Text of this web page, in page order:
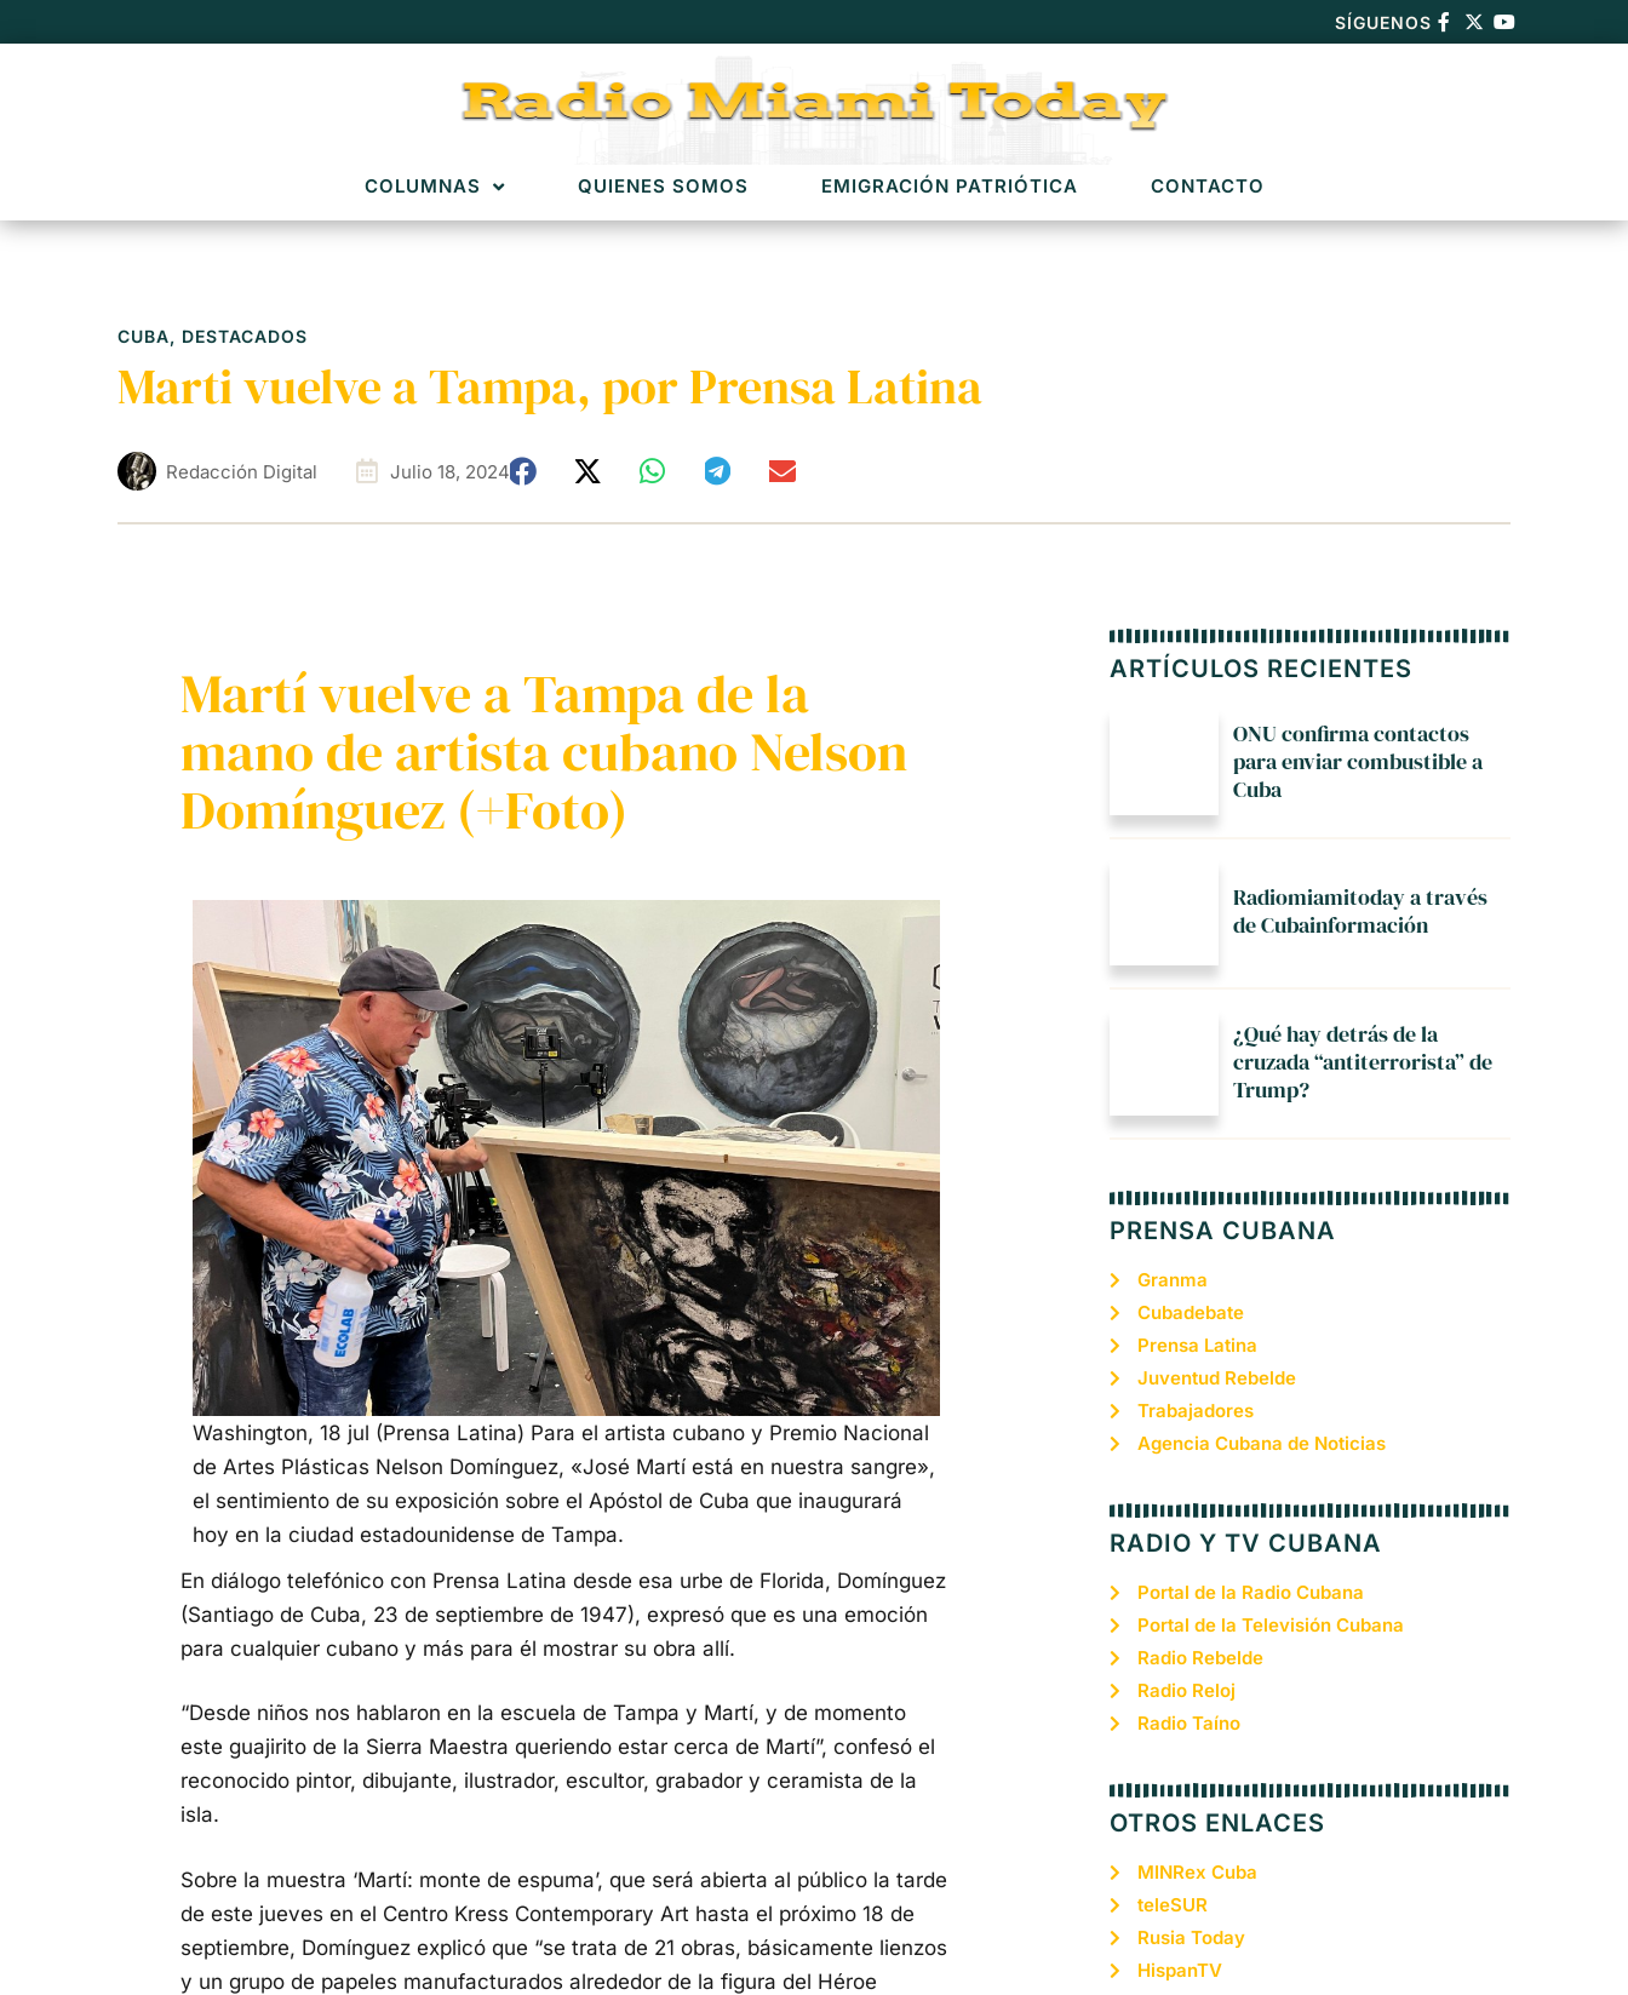
SÍGUENOS
COLUMNAS QUIENES SOMOS EMIGRACIÓN PATRIÓTICA CONTACTO
CUBA, DESTACADOS
Marti vuelve a Tampa, por Prensa Latina
Redacción Digital Julio 18, 2024
Martí vuelve a Tampa de la
mano de artista cubano Nelson
Domínguez (+Foto)
Washington, 18 jul (Prensa Latina) Para el artista cubano y Premio Nacional
de Artes Plásticas Nelson Domínguez, «José Martí está en nuestra sangre»,
el sentimiento de su exposición sobre el Apóstol de Cuba que inaugurará
hoy en la ciudad estadounidense de Tampa.
En diálogo telefónico con Prensa Latina desde esa urbe de Florida, Domínguez
(Santiago de Cuba, 23 de septiembre de 1947), expresó que es una emoción
para cualquier cubano y más para él mostrar su obra allí.
“Desde niños nos hablaron en la escuela de Tampa y Martí, y de momento
este guajirito de la Sierra Maestra queriendo estar cerca de Martí”, confesó el
reconocido pintor, dibujante, ilustrador, escultor, grabador y ceramista de la
isla.
Sobre la muestra ‘Martí: monte de espuma’, que será abierta al público la tarde
de este jueves en el Centro Kress Contemporary Art hasta el próximo 18 de
septiembre, Domínguez explicó que “se trata de 21 obras, básicamente lienzos
y un grupo de papeles manufacturados alrededor de la figura del Héroe
ARTÍCULOS RECIENTES
ONU confirma contactos
para enviar combustible a
Cuba
Radiomiamitoday a través
de Cubainformación
¿Qué hay detrás de la
cruzada “antiterrorista” de
Trump?
PRENSA CUBANA
Granma
Cubadebate
Prensa Latina
Juventud Rebelde
Trabajadores
Agencia Cubana de Noticias
RADIO Y TV CUBANA
Portal de la Radio Cubana
Portal de la Televisión Cubana
Radio Rebelde
Radio Reloj
Radio Taíno
OTROS ENLACES
MINRex Cuba
teleSUR
Rusia Today
HispanTV